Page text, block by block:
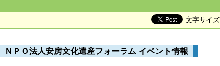
文字サイズ
ＮＰＯ法人安房文化遺産フォーラム イベント情報